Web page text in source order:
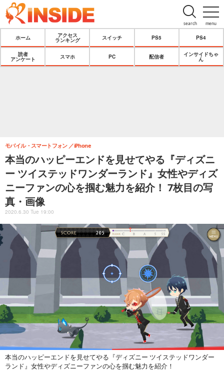
menu
search
ホーム
アクセス
ランキング
スイッチ PS5 PS4
読者
アンケート
スマホ PC 配信者
インサイドちゃ
ん
本当のハッピーエンドを見せてやる『ディズニ
ー ツイステッドワンダーランド』女性やディズ
ニーファンの心を掴む魅力を紹介！ 7枚目の写
真・画像
モバイル・スマートフォン iPhone
2020.6.30 Tue 19:00
本当のハッピーエンドを見せてやる『ディズニー ツイステッドワンダー
ランド』女性やディズニーファンの心を掴む魅力を紹介！